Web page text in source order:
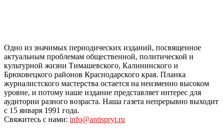
Одно из значимых периодических изданий, посвященное
актуальным проблемам общественной, политической и
культурной жизни Тимашевского, Калининского и
Брюховецкого районов Краснодарского края. Планка
журналистского мастерства остается на неизменно высоком
уровне, и потому наше издание представляет интерес для
аудитории разного возраста. Наша газета непрерывно выходит
с 15 января 1991 года.
Свяжитесь с нами: info@antispryt.ru